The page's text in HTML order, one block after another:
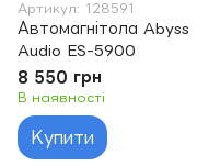
Артикул: 128591
Автомагнітола Abyss
Audio ES-5900
8 550 грн
В наявності
Купити